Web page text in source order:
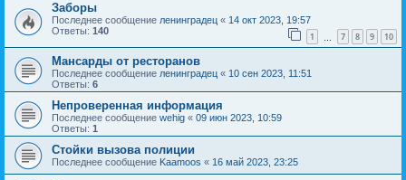
Заборы
Последнее сообщение ленинградец « 14 окт 2023, 19:57
Ответы: 140 1 7 8 9 10
Мансарды от ресторанов
Последнее сообщение ленинградец « 10 сен 2023, 11:51
Ответы: 6
Непроверенная информация
Последнее сообщение wehig « 09 июн 2023, 10:59
Ответы: 1
Стойки вызова полиции
Последнее сообщение Kaamoos « 16 май 2023, 23:25